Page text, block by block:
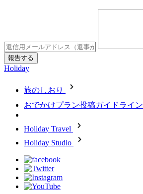
Holiday
旅のしおり
おでかけプラン投稿ガイドライン
Holiday Travel
Holiday Studio